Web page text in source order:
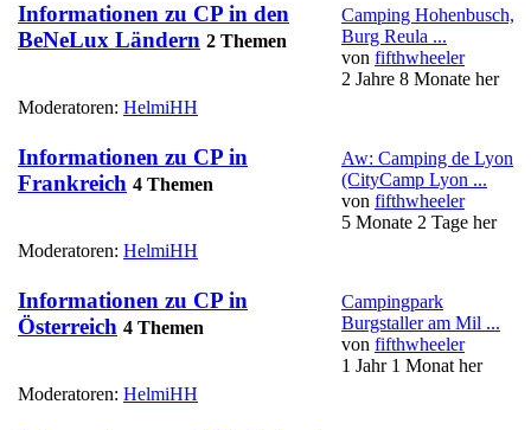
Informationen zu CP in den
BeNeLux Ländern 2 Themen
Moderatoren: HelmiHH
Camping Hohenbusch,
Burg Reula ...
von fifthwheeler
2 Jahre 8 Monate her
Informationen zu CP in
Frankreich 4 Themen
Moderatoren: HelmiHH
Aw: Camping de Lyon
(CityCamp Lyon ...
von fifthwheeler
5 Monate 2 Tage her
Informationen zu CP in
Österreich 4 Themen
Moderatoren: HelmiHH
Campingpark
Burgstaller am Mil ...
von fifthwheeler
1 Jahr 1 Monat her